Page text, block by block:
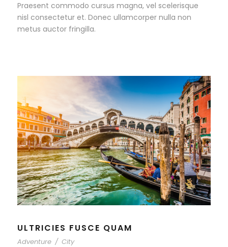
Praesent commodo cursus magna, vel scelerisque
nisl consectetur et. Donec ullamcorper nulla non
metus auctor fringilla.
ULTRICIES FUSCE QUAM
Adventure / City